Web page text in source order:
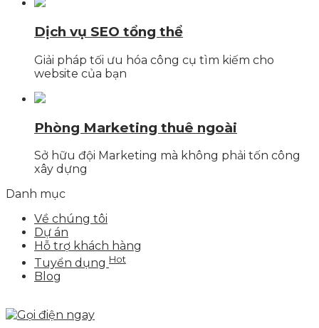
Dịch vụ SEO tổng thể
Giải pháp tối ưu hóa công cụ tìm kiếm cho
website của bạn
Phòng Marketing thuê ngoài
Sở hữu đội Marketing mà không phải tốn công
xây dựng
Danh mục
Về chúng tôi
Dự án
Hỗ trợ khách hàng
Tuyển dụng Hot
Blog